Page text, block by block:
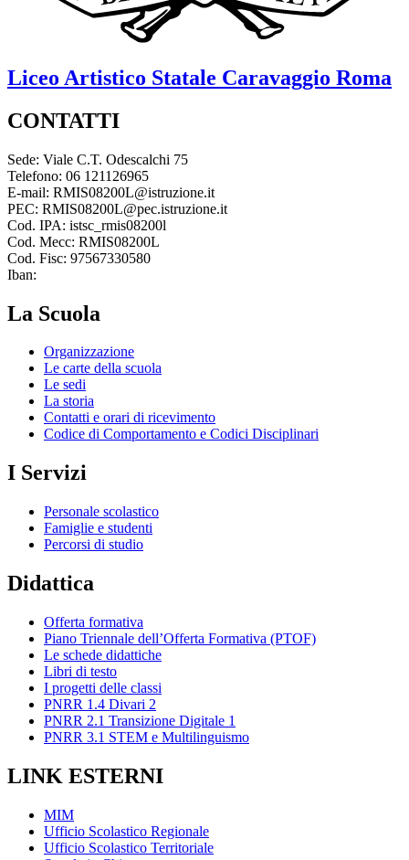
Liceo Artistico Statale Caravaggio Roma
CONTATTI
Sede: Viale C.T. Odescalchi 75
Telefono: 06 121126965
E-mail: RMIS08200L@istruzione.it
PEC: RMIS08200L@pec.istruzione.it
Cod. IPA: istsc_rmis08200l
Cod. Mecc: RMIS08200L
Cod. Fisc: 97567330580
Iban:
La Scuola
Organizzazione
Le carte della scuola
Le sedi
La storia
Contatti e orari di ricevimento
Codice di Comportamento e Codici Disciplinari
I Servizi
Personale scolastico
Famiglie e studenti
Percorsi di studio
Didattica
Offerta formativa
Piano Triennale dell’Offerta Formativa (PTOF)
Le schede didattiche
Libri di testo
I progetti delle classi
PNRR 1.4 Divari 2
PNRR 2.1 Transizione Digitale 1
PNRR 3.1 STEM e Multilinguismo
LINK ESTERNI
MIM
Ufficio Scolastico Regionale
Ufficio Scolastico Territoriale